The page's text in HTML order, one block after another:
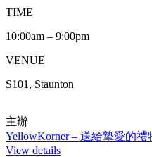
TIME
10:00am – 9:00pm
VENUE
S101, Staunton
主辦
YellowKorner – 送給摯愛的
View details